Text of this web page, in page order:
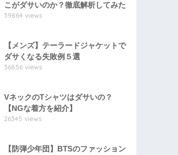
こがダサいのか？徹底解析してみた
39864 views
【メンズ】テーラードジャケットで
ダサくなる失敗例５選
36856 views
VネックのTシャツはダサいの？
【NGな着方を紹介】
26345 views
【防弾少年団】BTSのファッション